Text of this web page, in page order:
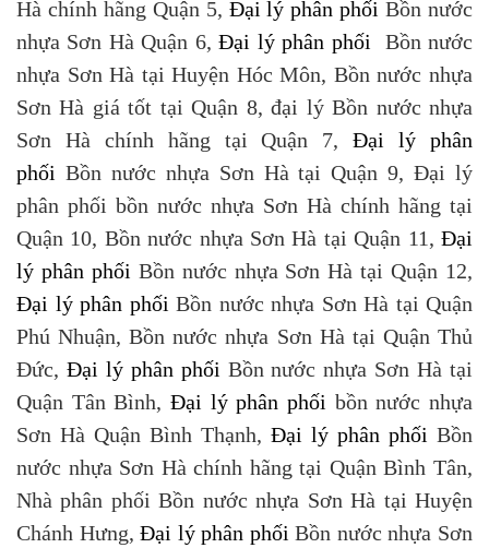
Hà chính hãng Quận 5, Đại lý phân phốiBồn nước
nhựa Sơn Hà Quận 6,Đại lý phân phối
Bồn nước
nhựa Sơn Hà tại Huyện Hóc Môn, Bồn nước nhựa
Sơn Hà giá tốt tại Quận 8, đại lý Bồn nước nhựa
Sơn Hà chính hãng tại Quận 7,Đại lý phân
phối Bồn nước nhựa Sơn Hà tại Quận 9, Đại lý
phân phối bồn nước nhựa Sơn Hà chính hãng tại
Quận 10, Bồn nước nhựa Sơn Hà tại Quận 11, Đại
lý phân phối Bồn nước nhựa Sơn Hà tại Quận 12,
Đại lý phân phối Bồn nước nhựa Sơn Hà tại Quận
Phú Nhuận, Bồn nước nhựa Sơn Hà tại Quận Thủ
Đức, Đại lý phân phối Bồn nước nhựa Sơn Hà tại
Quận Tân Bình, Đại lý phân phối bồn nước nhựa
Sơn Hà Quận Bình Thạnh, Đại lý phân phối Bồn
nước nhựa Sơn Hà chính hãng tại Quận Bình Tân,
Nhà phân phối Bồn nước nhựa Sơn Hà tại Huyện
Chánh Hưng,Đại lý phân phốiBồn nước nhựa Sơn